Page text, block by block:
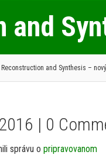
and
Reconstruction and Synthesis –
| 0
správu o pripravovanom